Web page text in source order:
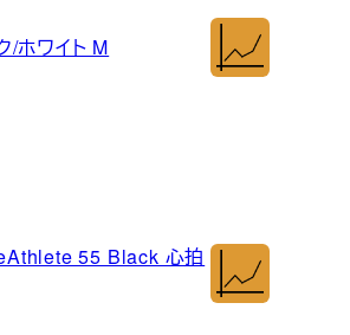
ホワイト M
55 Black 心拍